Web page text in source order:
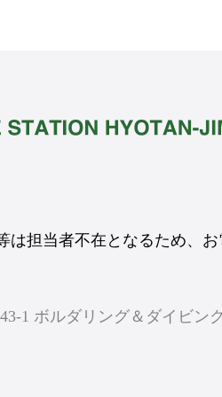
は担当者不在となるため、
1 ボルダリング＆ダイビン